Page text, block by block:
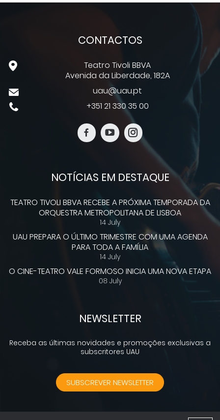
CONTACTOS
Teatro Tivoli BBVA
Avenida da Liberdade, 182A
uau@uau.pt
+351 21 330 35 00
NOTÍCIAS EM DESTAQUE
TEATRO TIVOLI BBVA RECEBE A PRÓXIMA TEMPORADA DA
ORQUESTRA METROPOLITANA DE LISBOA
14 July
UAU PREPARA O ÚLTIMO TRIMESTRE COM UMA AGENDA
PARA TODA A FAMÍLIA
14 July
O CINE-TEATRO VALE FORMOSO INICIA UMA NOVA ETAPA
08 July
NEWSLETTER
Receba as últimas novidades e promoções exclusivas a
subscritores UAU
SUBSCREVER NEWSLETTER